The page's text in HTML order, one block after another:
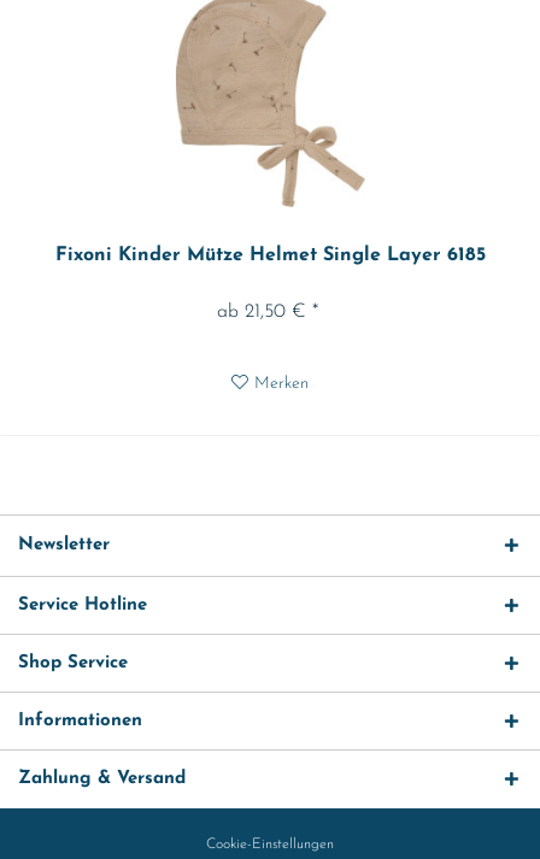
Fixoni Kinder Mütze Helmet Single Layer 6185
ab 21,50 € *
Merken
Newsletter
Service Hotline
Shop Service
Informationen
Zahlung & Versand
Cookie-Einstellungen